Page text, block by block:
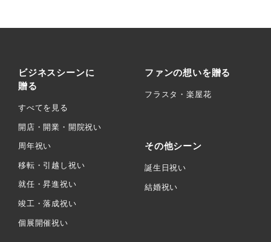
ビジネスシーンに
贈る
すべてを見る
開店・開業・開院祝い
周年祝い
移転・引越し祝い
就任・昇進祝い
竣工・落成祝い
個展開催祝い
ファンの想いを贈る
フラスタ・楽屋花
その他シーン
誕生日祝い
結婚祝い